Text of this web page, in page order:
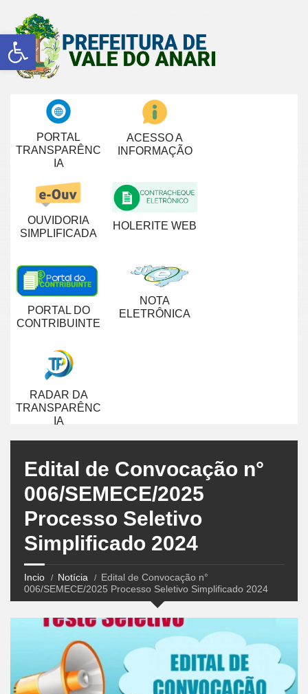
Abrir a barra de ferramentas
PORTAL
TRANSPARÊNC
IA
ACESSO A
INFORMAÇÃO
OUVIDORIA
SIMPLIFICADA
HOLERITE WEB
PORTAL DO
CONTRIBUINTE
NOTA
ELETRÔNICA
RADAR DA
TRANSPARÊNC
IA
Edital de Convocação n°
006/SEMECE/2025
Processo Seletivo
Simplificado 2024
Incio Notícia
Edital de Convocação n°
006/SEMECE/2025 Processo Seletivo Simplificado 2024